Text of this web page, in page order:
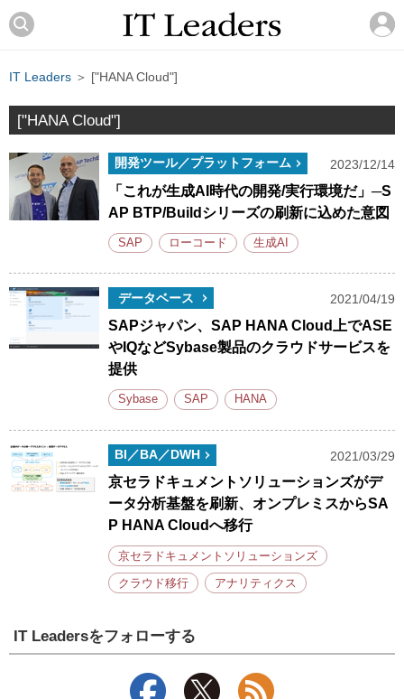
IT Leaders ＞ ["HANA Cloud"]
["HANA Cloud"]
開発ツール／プラットフォーム 2023/12/14
「これが生成AI時代の開発/実行環境だ」─S
AP BTP/Buildシリーズの刷新に込めた意図
SAP ローコード 生成AI
データベース 2021/04/19
SAPジャパン、SAP HANA Cloud上でASE
やIQなどSybase製品のクラウドサービスを
提供
Sybase SAP HANA
BI／BA／DWH 2021/03/29
京セラドキュメントソリューションズがデ
ータ分析基盤を刷新、オンプレミスからSA
P HANA Cloudへ移行
京セラドキュメントソリューションズ
クラウド移行 アナリティクス
IT Leadersをフォローする